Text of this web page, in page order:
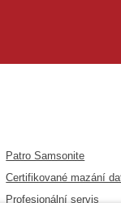
Patro Samsonite
Certifikované mazání
Profesionální servis